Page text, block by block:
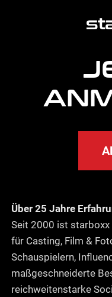
Über 25 Jahre
Seit 2000 ist starboxx
für Casting, Film &
Schauspielern,
maßgeschneiderte
reichweitenstarke